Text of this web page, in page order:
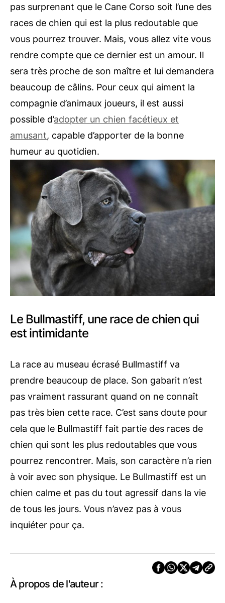
pas surprenant que le Cane Corso soit l’une des
races de chien qui est la plus redoutable que
vous pourrez trouver. Mais, vous allez vite vous
rendre compte que ce dernier est un amour. Il
sera très proche de son maître et lui demandera
beaucoup de câlins. Pour ceux qui aiment la
compagnie d’animaux joueurs, il est aussi
possible d’adopter un chien facétieux et
amusant, capable d’apporter de la bonne
humeur au quotidien.
Le Bullmastiff, une race de chien qui
est intimidante
La race au museau écrasé Bullmastiff va
prendre beaucoup de place. Son gabarit n’est
pas vraiment rassurant quand on ne connaît
pas très bien cette race. C’est sans doute pour
cela que le Bullmastiff fait partie des races de
chien qui sont les plus redoutables que vous
pourrez rencontrer. Mais, son caractère n’a rien
à voir avec son physique. Le Bullmastiff est un
chien calme et pas du tout agressif dans la vie
de tous les jours. Vous n’avez pas à vous
inquiéter pour ça.
À propos de l'auteur :